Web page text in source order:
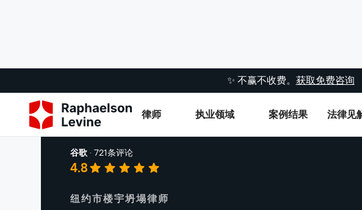
✨ 不赢不收费。 获取免费咨询
律师 执业领域 案例结果 法律见
建筑事故
谷歌 · 721条评论
4.8
纽约市楼宇坍塌律师